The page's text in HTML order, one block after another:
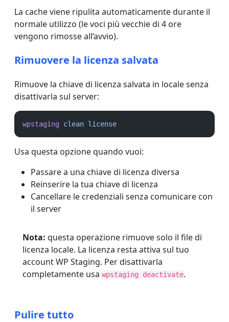
La cache viene ripulita automaticamente durante il
normale utilizzo (le voci più vecchie di 4 ore
vengono rimosse all’avvio).
Rimuovere la licenza salvata
Rimuove la chiave di licenza salvata in locale senza
disattivarla sul server:
wpstaging clean license
Usa questa opzione quando vuoi:
Passare a una chiave di licenza diversa
Reinserire la tua chiave di licenza
Cancellare le credenziali senza comunicare con
il server
Nota: questa operazione rimuove solo il file di
licenza locale. La licenza resta attiva sul tuo
account WP Staging. Per disattivarla
completamente usa wpstaging deactivate.
Pulire tutto